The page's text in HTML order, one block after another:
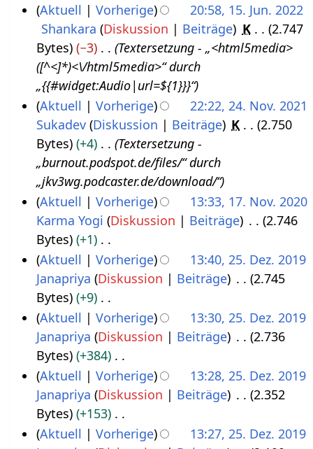
u
2
Aktuell Vorherige
20:58, 15. Jun. 2022
Shankara Diskussion Beiträge K
2.747
Bytes
−3
Textersetzung - „<html5media>
([^<]*)<\/html5media>“ durch
„{{#widget:Audio|url=${1}}}“
o
m
2
Aktuell Vorherige
22:22, 24. Nov. 2021
Sukadev Diskussion Beiträge K
2.750
Bytes
+4
Textersetzung -
„burnout.podspot.de/files/“ durch
„jkv3wg.podcaster.de/download/“
v
b
2
Aktuell Vorherige
13:33, 17. Nov. 2020
Karma Yogi Diskussion Beiträge
2.746
Bytes
+1
K
e
i
n
e
B
e
a
r
b
z
b
Aktuell Vorherige
13:40, 25. Dez. 2019
Janapriya Diskussion Beiträge
2.745
Bytes
+9
K
e
i
n
e
B
e
Aktuell Vorherige
13:30, 25. Dez. 2019
Janapriya Diskussion Beiträge
2.736
Bytes
+384
K
e
i
n
Aktuell Vorherige
13:28, 25. Dez. 2019
Janapriya Diskussion Beiträge
2.352
Bytes
+153
KAktuell Vorherige
13:27, 25. Dez. 2019